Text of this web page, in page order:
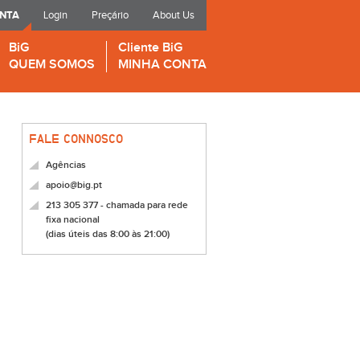
Login Preçário About Us
BiG
QUEM SOMOS
Cliente BiG
MINHA CONTA
FALE CONNOSCO
Agências
apoio@big.pt
213 305 377 - chamada para rede
fixa nacional
(dias úteis das 8:00 às 21:00)